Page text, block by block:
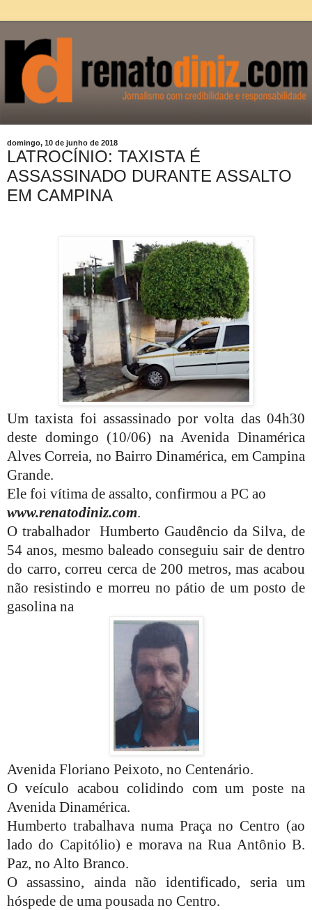
domingo, 10 de junho de 2018
LATROCÍNIO: TAXISTA É
ASSASSINADO DURANTE ASSALTO
EM CAMPINA
Um taxista foi assassinado por volta das 04h30
deste domingo (10/06) na Avenida Dinamérica
Alves Correia, no Bairro Dinamérica, em Campina
Grande.
Ele foi vítima de assalto, confirmou a PC ao
www.renatodiniz.com.
O trabalhador Humberto Gaudêncio da Silva, de
54 anos, mesmo baleado conseguiu sair de dentro
do carro, correu cerca de 200 metros, mas acabou
não resistindo e morreu no pátio de um posto de
gasolina na
Avenida Floriano Peixoto, no Centenário.
O veículo acabou colidindo com um poste na
Avenida Dinamérica.
Humberto trabalhava numa Praça no Centro (ao
lado do Capitólio) e morava na Rua Antônio B.
Paz, no Alto Branco.
O assassino, ainda não identificado, seria um
hóspede de uma pousada no Centro.